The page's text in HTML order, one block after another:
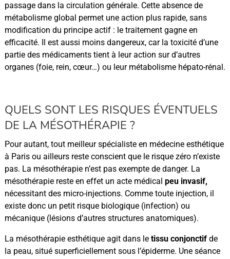
passage dans la circulation générale. Cette absence de
métabolisme global permet une action plus rapide, sans
modification du principe actif : le traitement gagne en
efficacité. Il est aussi moins dangereux, car la toxicité d’une
partie des médicaments tient à leur action sur d’autres
organes (foie, rein, cœur…) ou leur métabolisme hépato-rénal.
QUELS SONT LES RISQUES ÉVENTUELS
DE LA MÉSOTHÉRAPIE ?
Pour autant, tout meilleur spécialiste en médecine esthétique
à Paris ou ailleurs reste conscient que le risque zéro n’existe
pas. La mésothérapie n’est pas exempte de danger. La
mésothérapie reste en effet un acte médical peu invasif,
nécessitant des micro-injections. Comme toute injection, il
existe donc un petit risque biologique (infection) ou
mécanique (lésions d’autres structures anatomiques).
La mésothérapie esthétique agit dans le tissu conjonctif de
la peau, situé superficiellement sous l’épiderme. Une séance